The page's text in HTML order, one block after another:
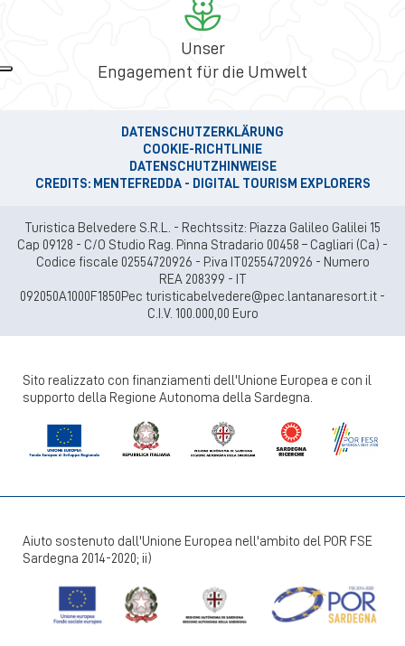
Unser
Engagement für die Umwelt
DATENSCHUTZERKLÄRUNG
COOKIE-RICHTLINIE
DATENSCHUTZHINWEISE
CREDITS: MENTEFREDDA - DIGITAL TOURISM EXPLORERS
Turistica Belvedere S.R.L. - Rechtssitz: Piazza Galileo Galilei 15
Cap 09128 - C/O Studio Rag. Pinna Stradario 00458 – Cagliari (Ca) -
Codice fiscale 02554720926 - P.iva IT02554720926 - Numero
REA 208399 - IT
092050A1000F1850Pec turisticabelvedere@pec.lantanaresort.it -
C.I.V. 100.000,00 Euro
Sito realizzato con finanziamenti dell'Unione Europea e con il
supporto della Regione Autonoma della Sardegna.
Aiuto sostenuto dall'Unione Europea nell'ambito del POR FSE
Sardegna 2014-2020; ii)